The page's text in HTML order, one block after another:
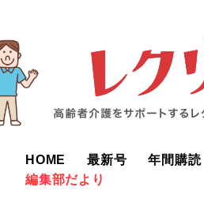
HOME 最新号 年間購読
編集部だより